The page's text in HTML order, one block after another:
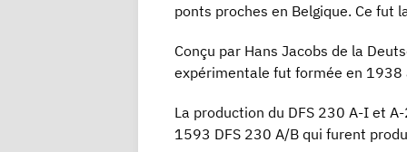
ponts proches en Belgique. Ce
Conçu par Hans Jacobs de la
expérimentale fut formée en 1938
La production du DFS 230 A-I et
1593 DFS 230 A/B qui furent